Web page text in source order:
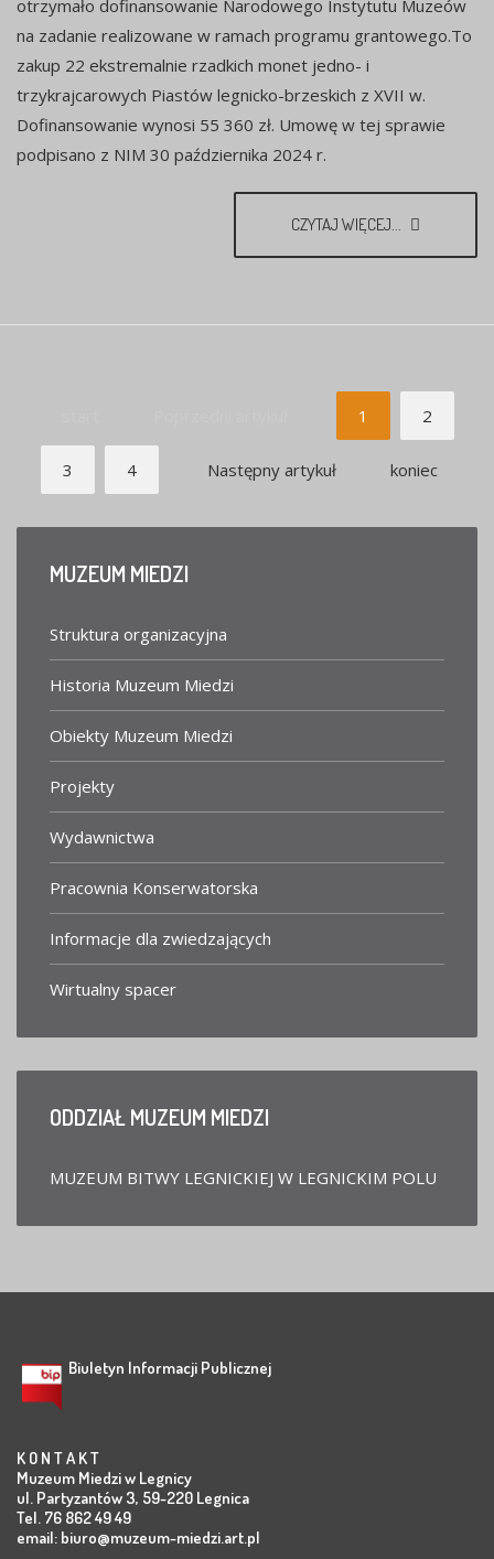
otrzymało dofinansowanie Narodowego Instytutu Muzeów
na zadanie realizowane w ramach programu grantowego.To
zakup 22 ekstremalnie rzadkich monet jedno- i
trzykrajcarowych Piastów legnicko-brzeskich z XVII w.
Dofinansowanie wynosi 55 360 zł. Umowę w tej sprawie
podpisano z NIM 30 października 2024 r.
CZYTAJ WIĘCEJ...
1 2
3 4 Następny artykuł koniec
MUZEUM MIEDZI
Struktura organizacyjna
Historia Muzeum Miedzi
Obiekty Muzeum Miedzi
Projekty
Wydawnictwa
Pracownia Konserwatorska
Informacje dla zwiedzających
Wirtualny spacer
ODDZIAŁMUZEUM MIEDZI
MUZEUM BITWY LEGNICKIEJ W LEGNICKIM POLU
Biuletyn Informacji Publicznej
K O N T A K T
Muzeum Miedzi w Legnicy
ul. Partyzantów 3, 59-220 Legnica
Tel. 76 862 49 49
email: biuro@muzeum-miedzi.art.pl